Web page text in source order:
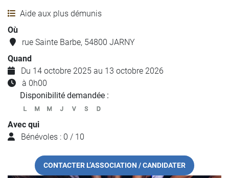
Aide aux plus démunis
Où
rue Sainte Barbe, 54800 JARNY
Quand
Du 14 octobre 2025 au 13 octobre 2026
à 0h00
Disponibilité demandée :
Avec qui
Bénévoles : 0 / 10
CONTACTER L’ASSOCIATION / CANDIDATER